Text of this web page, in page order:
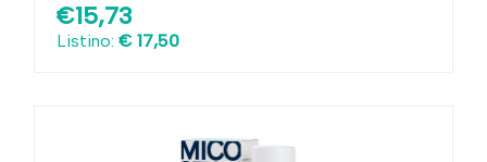
€15,73
Listino: € 17,50